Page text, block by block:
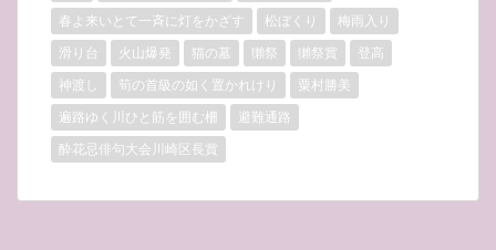
春よ来いとて一斉に灯をかざす
松ぼくり
梅雨入り
滑り台
火山爆発 猫の墓 獺祭 獺祭賞
登高
神渡し
筍の首級の如く置かれけり
粟村勝美
遍路ゆく川ひと筋を囲む柵
避難通路
酔花忌俳句大会川崎区長賞